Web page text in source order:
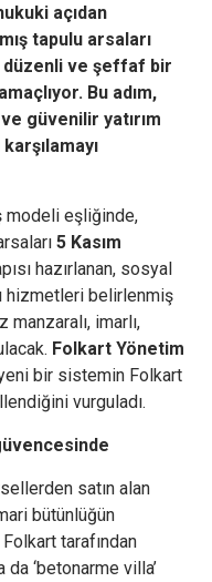
açıdan
tapulu arsaları
düzenli ve şeffaf bir
Bu adım,
güvenilir yatırım
eşliğinde,
5 Kasım
hazırlanan, sosyal
hizmetleri belirlenmiş
manzaralı, imarlı,
Folkart Yönetim
bir sistemin Folkart
vurguladı.
satın alan
bütünlüğün
tarafından
da ‘betonarme villa’